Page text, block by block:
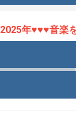
年♥♥♥音楽を